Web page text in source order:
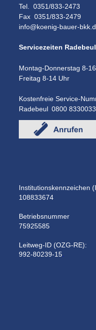
Tel.  0351/833-2473
Fax  0351/833-2479
info@koenig-bauer-
Servicezeiten
Montag-Donnerstag 8-
Freitag 8-14 Uhr
Kostenfreie Service-
Radebeul 0800 8330033
Institutionskennzeichen
108833674
Betriebsnummer
75925585
Leitweg-ID (OZG-RE):
992-80239-15